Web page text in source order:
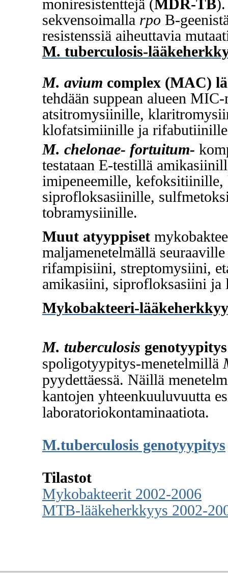
moniresistenttejä (MDR-TB).
sekvensoimalla rpo B-
resistenssiä aiheuttavia
M. tuberculosis-
M. avium complex (MAC)
tehdään suppean alueen
atsitromysiinille,
klofatsimiinille ja
M. chelonae- fortuitum-
testataan E-testillä
imipeneemille,
siprofloksasiinille,
tobramysiinille.
Muut atyyppiset
maljamenetelmällä
rifampisiini, streptomysiini,
amikasiini, siprofloksasiini ja
Mykobakteeri-
M. tuberculosis genotyypitys
spoligotyypitys-menetelmillä
pyydettäessä. Näillä
kantojen yhteenkuuluvuutta
laboratoriokontaminaatiota.
M.tuberculosis genotyypitys
Tilastot
Mykobakteerit 2002-2006
MTB-lääkeherkkyys 2002-